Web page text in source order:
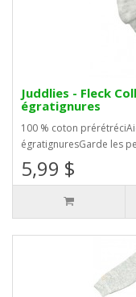
Juddlies - Fleck
égratignures
100 % coton
égratignuresGarde les
5,99 $